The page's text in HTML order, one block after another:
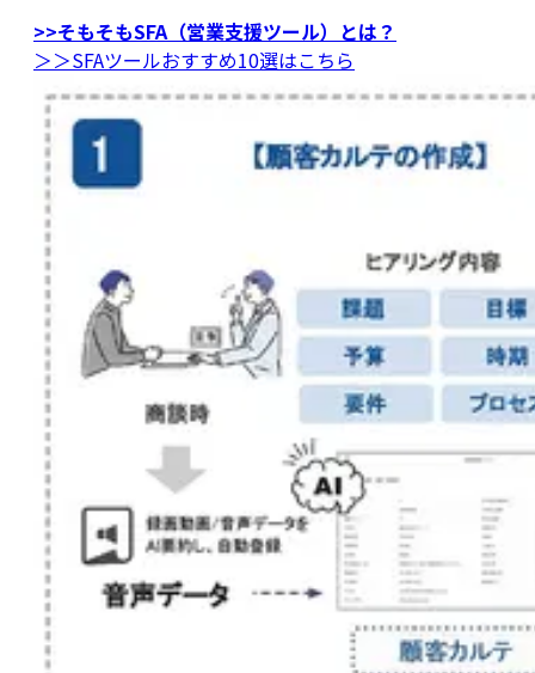
>>そもそもSFA（営業支援ツール）とは？
＞＞SFAツールおすすめ10選はこちら